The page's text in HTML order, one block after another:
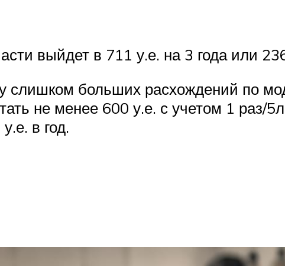
выйдет в 711 у.е. на 3 года или
слишком больших расхождений по
не менее 600 у.е. с учетом 1 раз/
в год.